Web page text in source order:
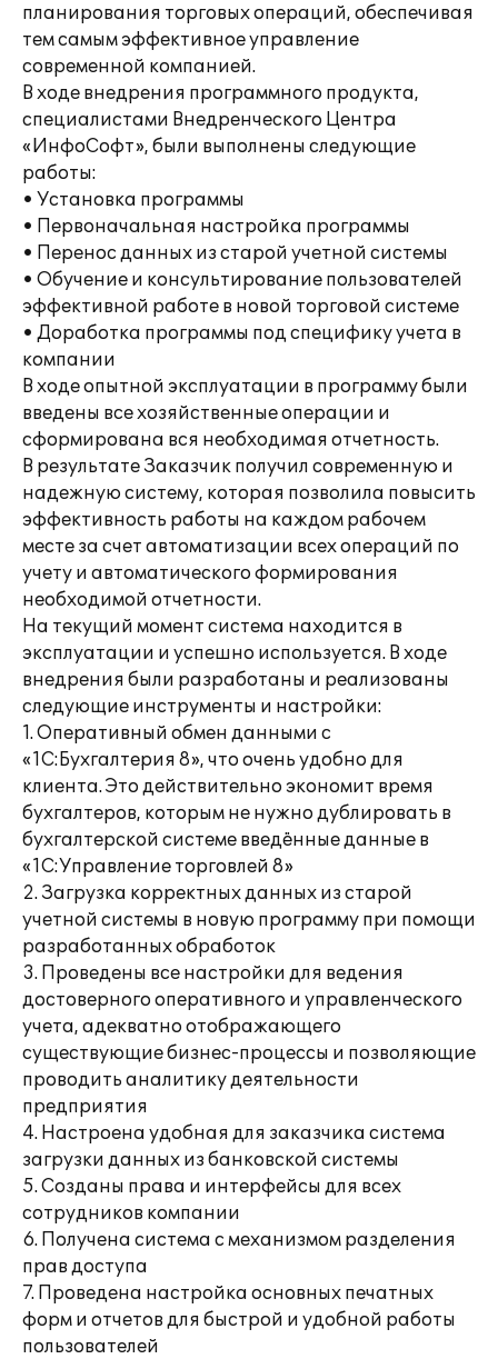
планирования торговых операций, обеспечивая
тем самым эффективное управление
современной компанией.
В ходе внедрения программного продукта,
специалистами Внедренческого Центра
«ИнфоСофт», были выполнены следующие
работы:
• Установка программы
• Первоначальная настройка программы
• Перенос данных из старой учетной системы
• Обучение и консультирование пользователей
эффективной работе в новой торговой системе
• Доработка программы под специфику учета в
компании
В ходе опытной эксплуатации в программу были
введены все хозяйственные операции и
сформирована вся необходимая отчетность.
В результате Заказчик получил современную и
надежную систему, которая позволила повысить
эффективность работы на каждом рабочем
месте за счет автоматизации всех операций по
учету и автоматического формирования
необходимой отчетности.
На текущий момент система находится в
эксплуатации и успешно используется. В ходе
внедрения были разработаны и реализованы
следующие инструменты и настройки:
1. Оперативный обмен данными с
«1С:Бухгалтерия 8», что очень удобно для
клиента. Это действительно экономит время
бухгалтеров, которым не нужно дублировать в
бухгалтерской системе введённые данные в
«1С:Управление торговлей 8»
2. Загрузка корректных данных из старой
учетной системы в новую программу при помощи
разработанных обработок
3. Проведены все настройки для ведения
достоверного оперативного и управленческого
учета, адекватно отображающего
существующие бизнес-процессы и позволяющие
проводить аналитику деятельности
предприятия
4. Настроена удобная для заказчика система
загрузки данных из банковской системы
5. Созданы права и интерфейсы для всех
сотрудников компании
6. Получена система с механизмом разделения
прав доступа
7. Проведена настройка основных печатных
форм и отчетов для быстрой и удобной работы
пользователей